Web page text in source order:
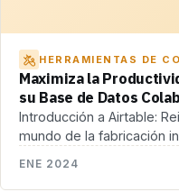
HERRAMIENTAS DE
Maximiza la
su Base de Datos
Introducción a Airtable:
mundo de la fabricación
ENE 2024